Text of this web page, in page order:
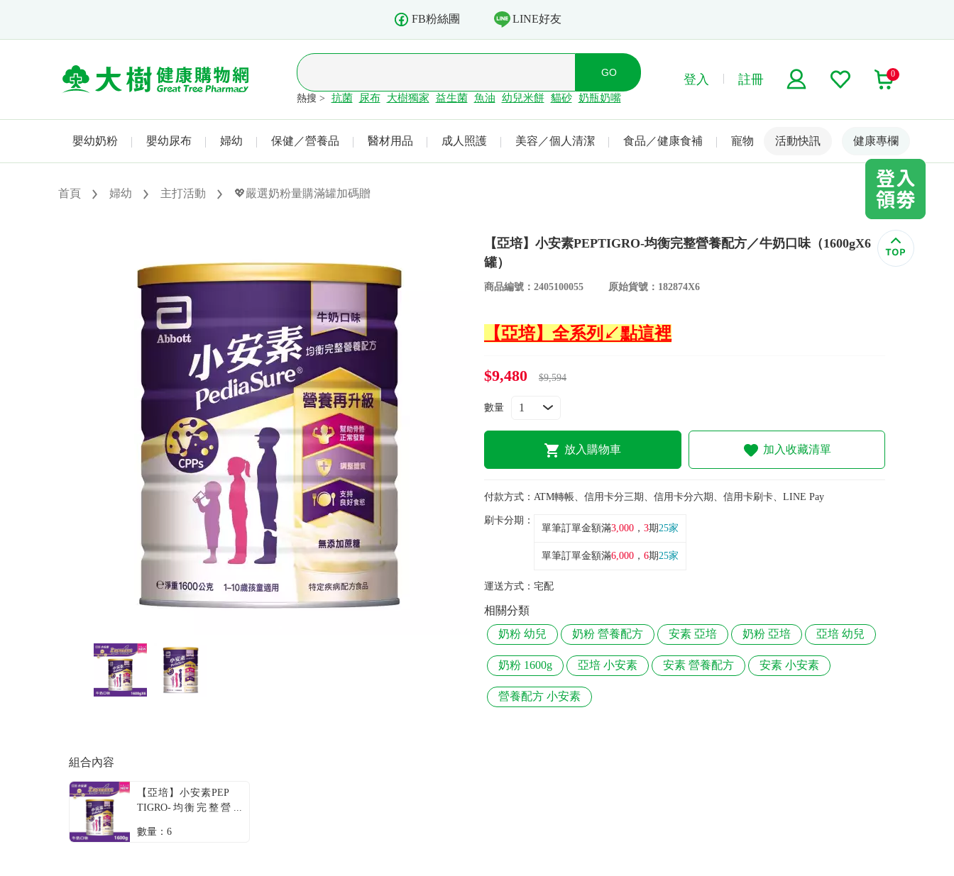
FB粉絲團 LINE好友
熱搜 > 抗菌 尿布 大樹獨家 益生菌 魚油 幼兒米餅 貓砂 奶瓶奶嘴
登入 註冊 0
嬰幼奶粉 嬰幼尿布 婦幼 保健／營養品 醫材用品 成人照護 美容／個人清潔 食品／健康食補 寵物 名人嚴選
活動快訊 健康專欄
首頁 婦幼 主打活動 💖嚴選奶粉量購滿罐加碼贈
【亞培】小安素PEPTIGRO-均衡完整營養配方／牛奶口味（1600gX6
罐）
商品編號：2405100055 原始貨號：182874X6
【亞培】全系列↙點這裡
$9,480 $9,594
數量
放入購物車 加入收藏清單
付款方式： ATM轉帳、信用卡分三期、信用卡分六期、信用卡刷卡、LINE Pay
刷卡分期：
單筆訂單金額滿3,000 ， 3期25家
單筆訂單金額滿6,000 ， 6期25家
運送方式： 宅配
相關分類
奶粉 幼兒
奶粉 營養配方 安素 亞培 奶粉 亞培 亞培 幼兒
奶粉 1600g 亞培 小安素 安素 營養配方 安素 小安素
營養配方 小安素
組合內容
【亞培】小安素PEP
TIGRO-均衡完整營
（1600g／罐） + -單
數量：6